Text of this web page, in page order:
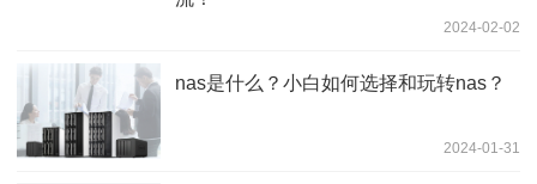
2024-02-02
nas是什么？小白如何选择和玩转nas？
2024-01-31